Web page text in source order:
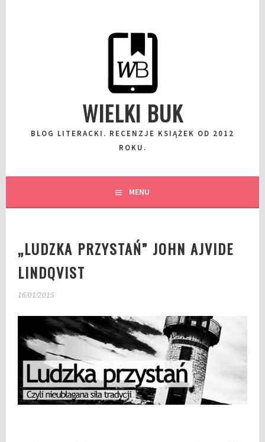
WIELKI BUK
BLOG LITERACKI. RECENZJE KSIĄŻEK OD 2012
ROKU.
MENU
„LUDZKA PRZYSTAŃ” JOHN AJVIDE
LINDQVIST
16/01/2015